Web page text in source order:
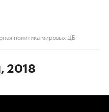
политика мировых ЦБ
2018